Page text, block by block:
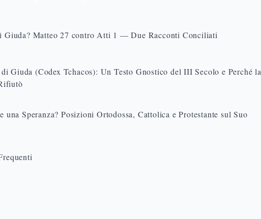
Giuda? Matteo 27 contro Atti 1 — Due Racconti Conciliati
Giuda (Codex Tchacos): Un Testo Gnostico del III Secolo e Perché la
una Speranza? Posizioni Ortodossa, Cattolica e Protestante sul Suo